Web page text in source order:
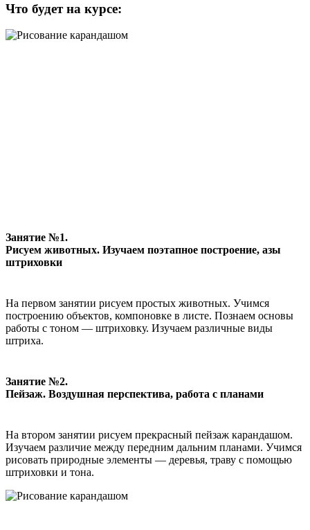
Что будет на курсе:
Занятие №1.
Рисуем животных. Изучаем поэтапное построение, азы
штриховки
На первом занятии рисуем простых животных. Учимся
построению объектов, компоновке в листе. Познаем основы
работы с тоном — штриховку. Изучаем различные виды
штриха.
Занятие №2.
Пейзаж. Воздушная перспектива, работа с планами
На втором занятии рисуем прекрасный пейзаж карандашом.
Изучаем различие между передним дальним планами. Учимся
рисовать природные элементы — деревья, траву с помощью
штриховки и тона.